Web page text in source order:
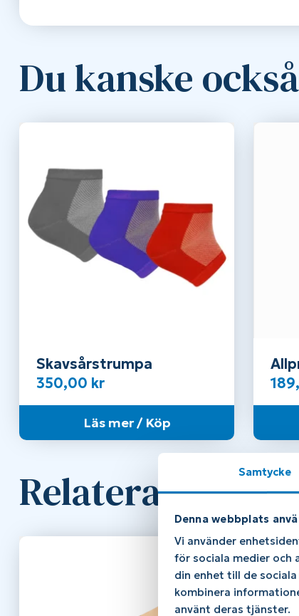
Samtycke
Denna webbplats
Vi använder
för sociala medier och
din enhet till de
kombinera
använt deras tjänster.
Du kanske
Skavsårstrumpa
350,00 kr
Läs mer / Köp
Relaterade